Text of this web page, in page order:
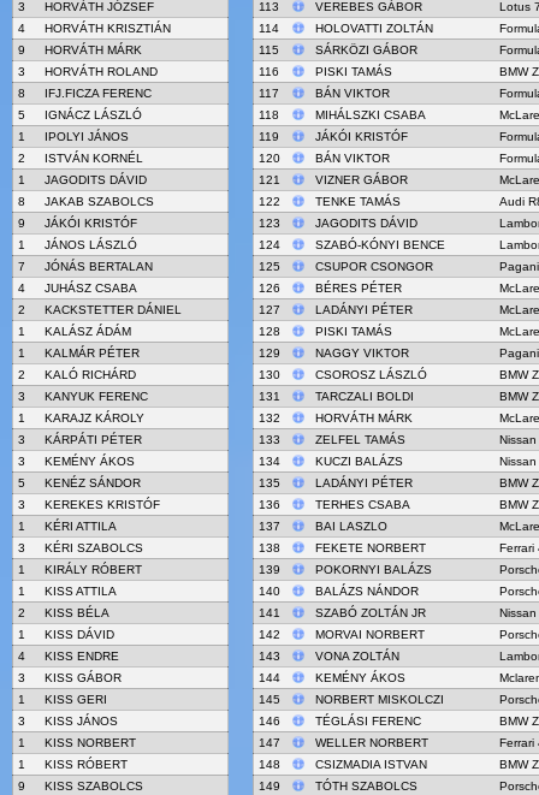
3
HORVÁTH JÓZSEF
4
HORVÁTH KRISZTIÁN
9
HORVÁTH MÁRK
3
HORVÁTH ROLAND
8
IFJ.FICZA FERENC
5
IGNÁCZ LÁSZLÓ
1
IPOLYI JÁNOS
2
ISTVÁN KORNÉL
1
JAGODITS DÁVID
8
JAKAB SZABOLCS
9
JÁKÓI KRISTÓF
1
JÁNOS LÁSZLÓ
7
JÓNÁS BERTALAN
4
JUHÁSZ CSABA
2
KACKSTETTER DÁNIEL
1
KALÁSZ ÁDÁM
1
KALMÁR PÉTER
2
KALÓ RICHÁRD
3
KANYUK FERENC
1
KARAJZ KÁROLY
3
KÁRPÁTI PÉTER
3
KEMÉNY ÁKOS
5
KENÉZ SÁNDOR
3
KEREKES KRISTÓF
1
KÉRI ATTILA
3
KÉRI SZABOLCS
1
KIRÁLY RÓBERT
1
KISS ATTILA
2
KISS BÉLA
1
KISS DÁVID
4
KISS ENDRE
3
KISS GÁBOR
1
KISS GERI
3
KISS JÁNOS
1
KISS NORBERT
1
KISS RÓBERT
9
KISS SZABOLCS
113
VEREBES GÁBOR
Lotus
114
HOLOVATTI ZOLTÁN
115
SÁRKÖZI GÁBOR
116
PISKI TAMÁS
BMW
117
BÁN VIKTOR
118
MIHÁLSZKI CSABA
119
JÁKÓI KRISTÓF
120
BÁN VIKTOR
121
VIZNER GÁBOR
122
TENKE TAMÁS
Audi
123
JAGODITS DÁVID
124
SZABÓ-KÓNYI BENCE
125
CSUPOR CSONGOR
126
BÉRES PÉTER
127
LADÁNYI PÉTER
128
PISKI TAMÁS
129
NAGGY VIKTOR
130
CSOROSZ LÁSZLÓ
BMW
131
TARCZALI BOLDI
BMW
132
HORVÁTH MÁRK
133
ZELFEL TAMÁS
Nissan
134
KUCZI BALÁZS
Nissan
135
LADÁNYI PÉTER
BMW
136
TERHES CSABA
BMW
137
BAI LASZLO
138
FEKETE NORBERT
Ferrari
139
POKORNYI BALÁZS
140
BALÁZS NÁNDOR
141
SZABÓ ZOLTÁN JR
Nissan
142
MORVAI NORBERT
143
VONA ZOLTÁN
144
KEMÉNY ÁKOS
145
NORBERT MISKOLCZI
146
TÉGLÁSI FERENC
BMW
147
WELLER NORBERT
Ferrari
148
CSIZMADIA ISTVAN
BMW
149
TÓTH SZABOLCS